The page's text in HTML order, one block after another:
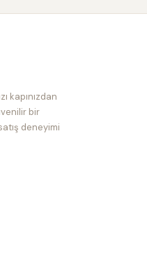
kapınızdan
bir
deneyimi